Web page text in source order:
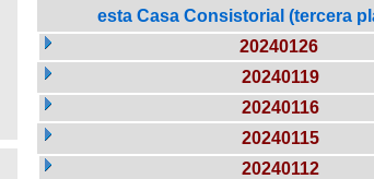
esta Casa Consistorial (tercera
20240126
20240119
20240116
20240115
20240112